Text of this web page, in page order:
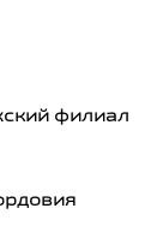
филиал